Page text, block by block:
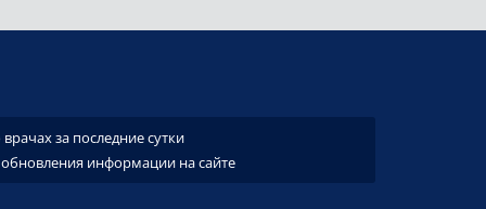
за последние сутки
обновления информации на сайте